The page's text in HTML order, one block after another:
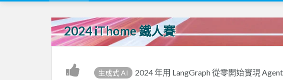
2024 iThome 鐵人賽
生成式 AI 2024 年用 LangGraph 從零開始實現